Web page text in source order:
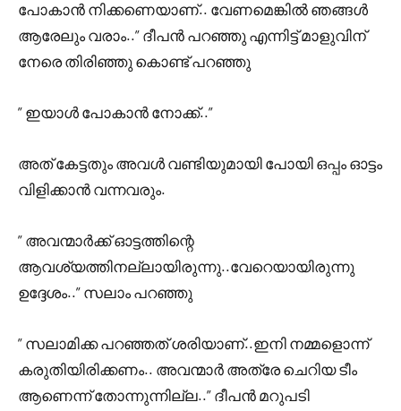
പോകാൻ നിക്കണെയാണ്.. വേണമെങ്കിൽ ഞങ്ങൾ
ആരേലും വരാം..” ദീപൻ പറഞ്ഞു എന്നിട്ട് മാളുവിന്
നേരെ തിരിഞ്ഞു കൊണ്ട് പറഞ്ഞു
” ഇയാൾ പോകാൻ നോക്ക്..”
അത് കേട്ടതും അവൾ വണ്ടിയുമായി പോയി ഒപ്പം ഓട്ടം
വിളിക്കാൻ വന്നവരും.
” അവന്മാർക്ക് ഓട്ടത്തിന്റെ
ആവശ്യത്തിനല്ലായിരുന്നു..വേറെയായിരുന്നു
ഉദ്ദേശം..” സലാം പറഞ്ഞു
” സലാമിക്ക പറഞ്ഞത് ശരിയാണ്..ഇനി നമ്മളൊന്ന്
കരുതിയിരിക്കണം.. അവന്മാർ അത്രേ ചെറിയ ടീം
ആണെന്ന് തോന്നുന്നില്ല..” ദീപൻ മറുപടി